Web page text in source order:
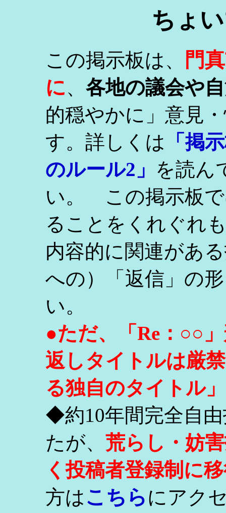
ちょ
この掲示板は、
門
に、 各地の議会や
的穏やかに」意見
す。詳しくは
「掲
のルール2」 を読ん
い。 この掲示板で
ることをくれぐれ
内容的に関連があ
への）「返信」の
い。
●ただ、「Re：○○
返しタイトルは厳
る独自のタイトル
◆約10年間完全自
たが、 荒らし・妨
く投稿者登録制に
方はこちらにアク